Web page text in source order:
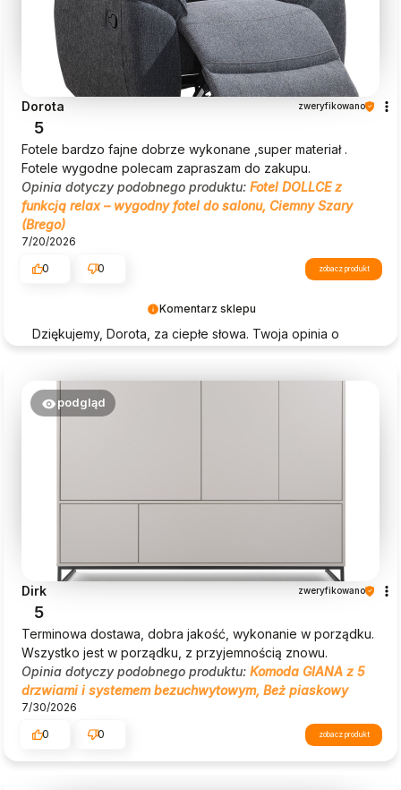
Komentarz sklepu
Dziękujemy, Dorota, za ciepłe słowa. Twoja opinia o
Dorota zweryfikowano
5
Fotele bardzo fajne dobrze wykonane ,super materiał .
Fotele wygodne polecam zapraszam do zakupu.
Opinia dotyczy podobnego produktu: Fotel DOLLCE z
funkcją relax – wygodny fotel do salonu, Ciemny Szary
(Brego)
7/20/2026
0
0 zobacz produkt
podgląd
Dirk zweryfikowano
5
Terminowa dostawa, dobra jakość, wykonanie w porządku.
Wszystko jest w porządku, z przyjemnością znowu.
Opinia dotyczy podobnego produktu: Komoda GIANA z 5
drzwiami i systemem bezuchwytowym, Beż piaskowy
7/30/2026
0
0 zobacz produkt